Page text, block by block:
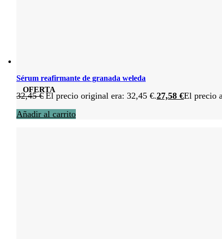
OFERTA
Sérum reafirmante de granada weleda
32,45€ El precio original era: 32,45 €.27,58 €El precio
Añadir al carrito